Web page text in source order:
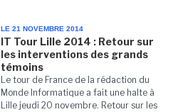
LE 21 NOVEMBRE 2014
IT Tour Lille 2014 : Retour sur
les interventions des grands
témoins
Le tour de France de la rédaction du
Monde Informatique a fait une halte à
Lille jeudi 20 novembre. Retour sur les